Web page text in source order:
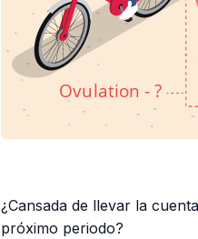
¿Cansada de llevar la
próximo periodo?